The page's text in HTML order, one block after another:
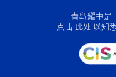
青岛耀中是
点击 此处 以知